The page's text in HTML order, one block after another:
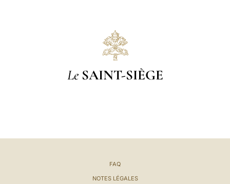
Le SAINT-SIÈGE
FAQ
NOTES LÉGALES